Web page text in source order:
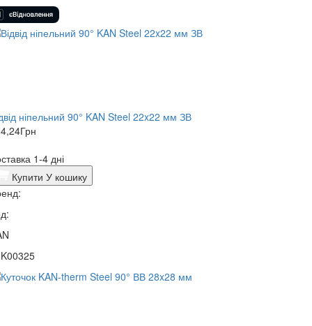
ніпельний 90° KAN Steel 22x22 мм ЗВ
Грн
1-4 дні
Купити У кошику